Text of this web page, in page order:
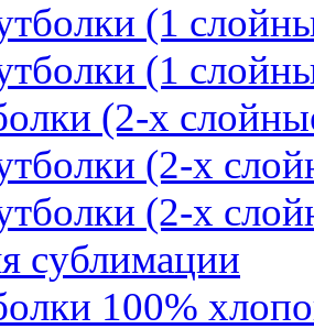
(1
(1
(2-х
(2-х
(2-х
сублимации
100%